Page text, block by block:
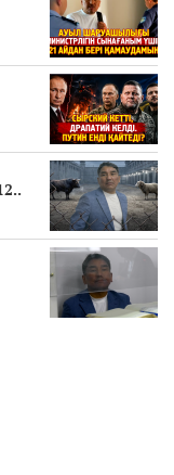
12سادىربايدىتاعىسى كەلە12نجىلعاۇقا مەس..